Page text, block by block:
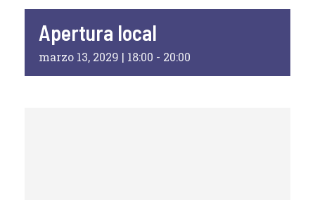
Apertura local
marzo 13, 2029 | 18:00 - 20:00